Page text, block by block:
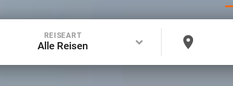
REISEART
Alle Reisen